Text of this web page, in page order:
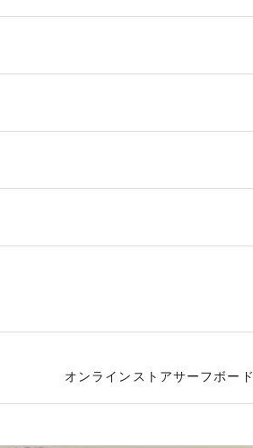
オンラインストアサーフボード